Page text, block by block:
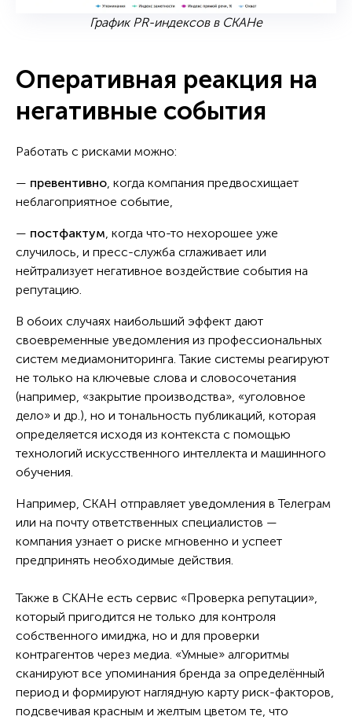
График PR-индексов в СКАНе
Оперативная реакция на
негативные события
Работать с рисками можно:
— превентивно, когда компания предвосхищает
неблагоприятное событие,
— постфактум, когда что-то нехорошее уже
случилось, и пресс-служба сглаживает или
нейтрализует негативное воздействие события на
репутацию.
В обоих случаях наибольший эффект дают
своевременные уведомления из профессиональных
систем медиамониторинга. Такие системы реагируют
не только на ключевые слова и словосочетания
(например, «закрытие производства», «уголовное
дело» и др.), но и тональность публикаций, которая
определяется исходя из контекста с помощью
технологий искусственного интеллекта и машинного
обучения.
Например, СКАН отправляет уведомления в Телеграм
или на почту ответственных специалистов —
компания узнает о риске мгновенно и успеет
предпринять необходимые действия.
Также в СКАНе есть сервис «Проверка репутации»,
который пригодится не только для контроля
собственного имиджа, но и для проверки
контрагентов через медиа. «Умные» алгоритмы
сканируют все упоминания бренда за определённый
период и формируют наглядную карту риск-факторов,
подсвечивая красным и желтым цветом те, что